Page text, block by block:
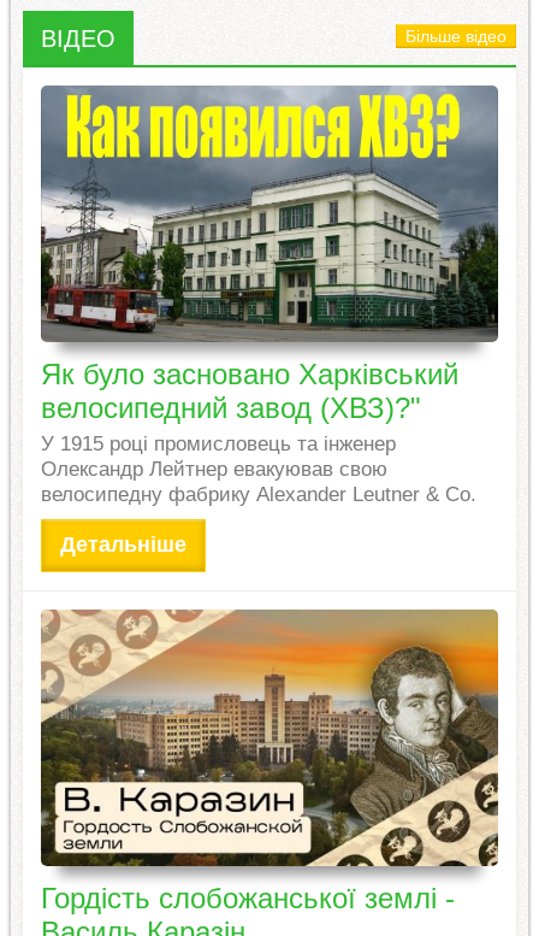
ВІДЕО Більше відео
Як було засновано Харківський
велосипедний завод (ХВЗ)?"
У 1915 році промисловець та інженер
Олександр Лейтнер евакуював свою
велосипедну фабрику Alexander Leutner & Co.
Детальніше
Гордість слобожанської землі -